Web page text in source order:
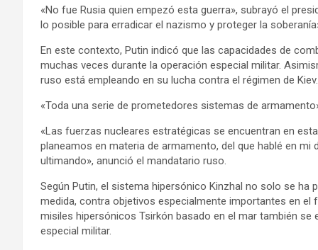
«No fue Rusia quien empezó esta guerra», subrayó el
lo posible para erradicar el nazismo y proteger la
En este contexto, Putin indicó que las capacidades de
muchas veces durante la operación especial militar.
ruso está empleando en su lucha contra el régimen de Kiev.
«Toda una serie de prometedores sistemas de
«Las fuerzas nucleares estratégicas se encuentran en
planeamos en materia de armamento, del que hablé en
ultimando», anunció el mandatario ruso.
Según Putin, el sistema hipersónico Kinzhal no solo se ha
medida, contra objetivos especialmente importantes en
misiles hipersónicos Tsirkón basado en el mar también
especial militar.